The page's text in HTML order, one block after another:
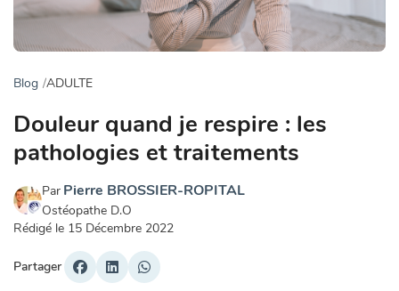
Blog ADULTE
Douleur quand je respire : les
pathologies et traitements
Par Pierre BROSSIER-ROPITAL
Ostéopathe D.O
Rédigé le 15 Décembre 2022
Partager